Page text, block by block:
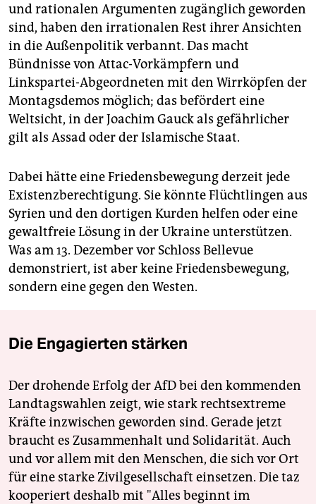
und rationalen Argumenten zugänglich geworden
sind, haben den irrationalen Rest ihrer Ansichten
in die Außenpolitik verbannt. Das macht
Bündnisse von Attac-Vorkämpfern und
Linkspartei-Abgeordneten mit den Wirrköpfen der
Montagsdemos möglich; das befördert eine
Weltsicht, in der Joachim Gauck als gefährlicher
gilt als Assad oder der Islamische Staat.
Dabei hätte eine Friedensbewegung derzeit jede
Existenzberechtigung. Sie könnte Flüchtlingen aus
Syrien und den dortigen Kurden helfen oder eine
gewaltfreie Lösung in der Ukraine unterstützen.
Was am 13. Dezember vor Schloss Bellevue
demonstriert, ist aber keine Friedensbewegung,
sondern eine gegen den Westen.
Die Engagierten stärken
Der drohende Erfolg der AfD bei den kommenden
Landtagswahlen zeigt, wie stark rechtsextreme
Kräfte inzwischen geworden sind. Gerade jetzt
braucht es Zusammenhalt und Solidarität. Auch
und vor allem mit den Menschen, die sich vor Ort
für eine starke Zivilgesellschaft einsetzen. Die taz
kooperiert deshalb mit "Alles beginnt im